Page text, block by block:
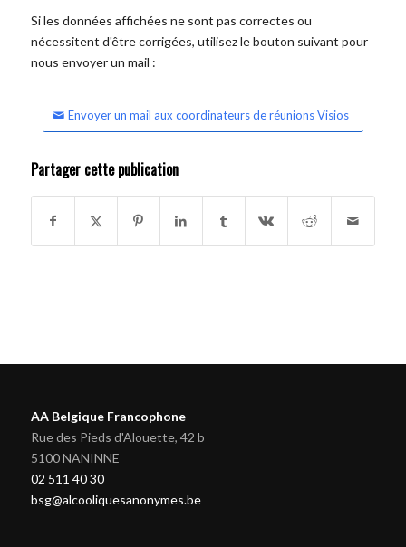
Si les données affichées ne sont pas correctes ou
nécessitent d'être corrigées, utilisez le bouton suivant pour
nous envoyer un mail :
Envoyer un mail aux coordinateurs de réunions Visios
Partager cette publication
AA Belgique Francophone
Rue des Pieds d'Alouette, 42 b
5100 NANINNE
02 511 40 30
bsg@alcooliquesanonymes.be